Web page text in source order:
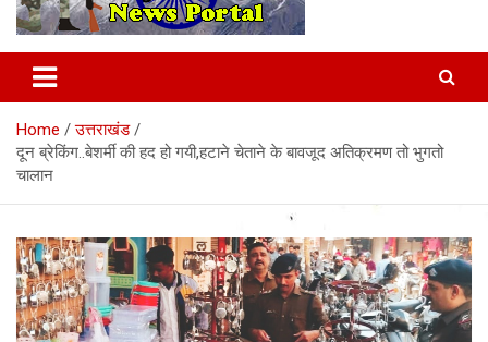
Latest News Today, Breaking
News, Uttarakhand News in
Hindi
Home
उत्तराखंड
दून ब्रेकिंग..बेशर्मी की हद हो गयी,हटाने चेताने के बावजूद अतिक्रमण तो भुगतो
चालान